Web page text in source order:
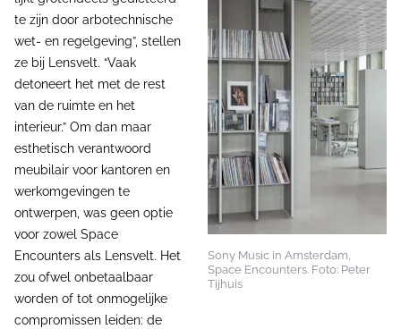
Sony Music in Amsterdam,
Space Encounters. Foto: Peter
Tijhuis
te zijn door arbotechnische
wet- en regelgeving”, stellen
ze bij Lensvelt. “Vaak
detoneert het met de rest
van de ruimte en het
interieur.” Om dan maar
esthetisch verantwoord
meubilair voor kantoren en
werkomgevingen te
ontwerpen, was geen optie
voor zowel Space
Encounters als Lensvelt. Het
zou ofwel onbetaalbaar
worden of tot onmogelijke
compromissen leiden: de